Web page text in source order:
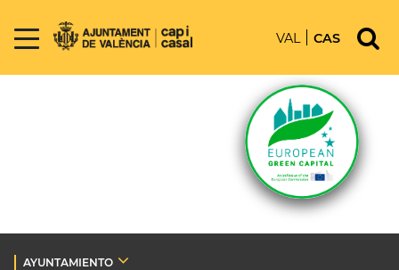
VAL CAS
AYUNTAMIENTO